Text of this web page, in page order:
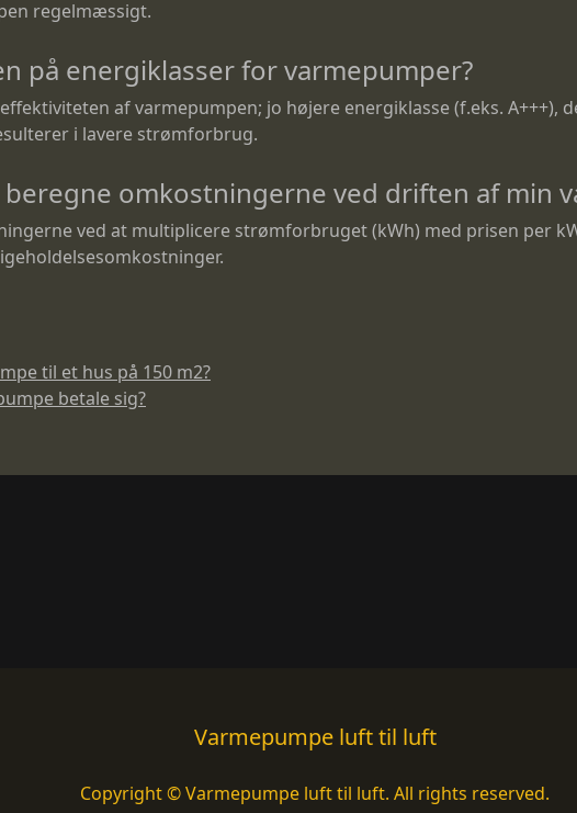
regelmæssigt.
på energiklasser for varmepumper?
af varmepumpen; jo højere energiklasse (f.eks. A+++),
i lavere strømforbrug.
omkostningerne ved driften af min
ved at multiplicere strømforbruget (kWh) med prisen per
til et hus på 150 m2?
betale sig?
Varmepumpe luft til luft
Copyright © Varmepumpe luft til luft. All rights reserved.